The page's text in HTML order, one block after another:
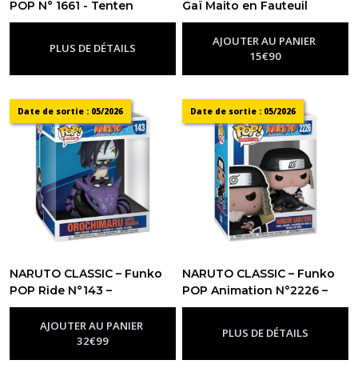
POP N° 1661 - Tenten
-Figurine Funko Pop Naruto
PLUS DE DÉTAILS
Gaï Maito en Fauteuil
Roulant-Figurine Funko Pop
NarutoAJOUTER AU PANIER
15€90
Date de sortie : 05/2026
NARUTO CLASSIC – Funko
POP Ride N°143 –
Orochimaru avec Manda
Figurine Funko Pop Naruto
AJOUTER AU PANIER
32€99
Date de sortie : 05/2026
NARUTO CLASSIC – Funko
POP Animation N°2226 –
Hiruzen Sarutobi-Figurine
PLUS DE DÉTAILS